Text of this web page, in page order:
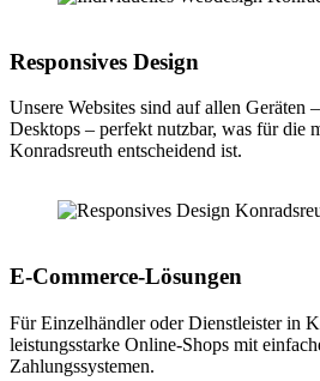
Responsives Design
Unsere Websites sind auf allen Geräten
Desktops – perfekt nutzbar, was für die
Konradsreuth entscheidend ist.
E-Commerce-Lösungen
Für Einzelhändler oder Dienstleister in
leistungsstarke Online-Shops mit
Zahlungssystemen.